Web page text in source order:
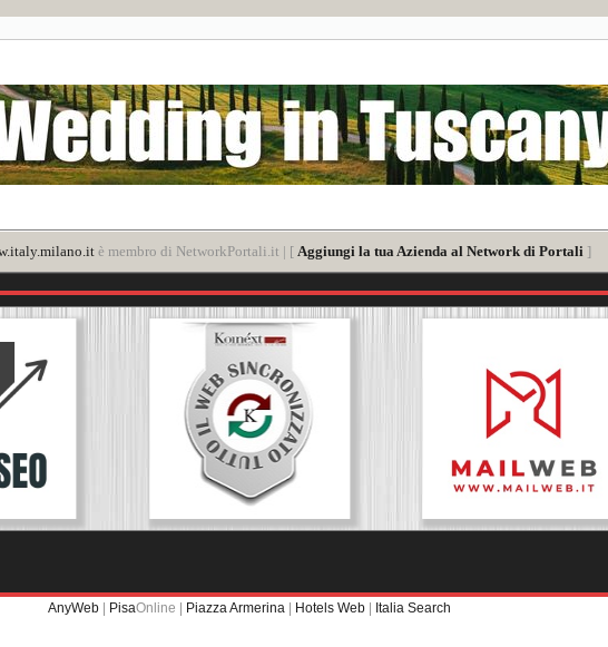
è membro di NetworkPortali.it | [ Aggiungi la tua Azienda al Network di Portali ]
AnyWeb | PisaOnline | Piazza Armerina | Hotels Web | Italia Search